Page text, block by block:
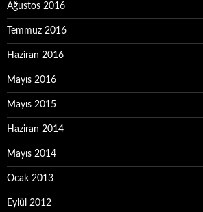
Ağustos 2016
Temmuz 2016
Haziran 2016
Mayıs 2016
Mayıs 2015
Haziran 2014
Mayıs 2014
Ocak 2013
Eylül 2012